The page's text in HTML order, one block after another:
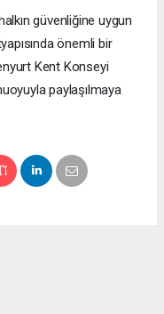
güvenliğine uygun
önemli bir
Kent Konseyi
paylaşılmaya